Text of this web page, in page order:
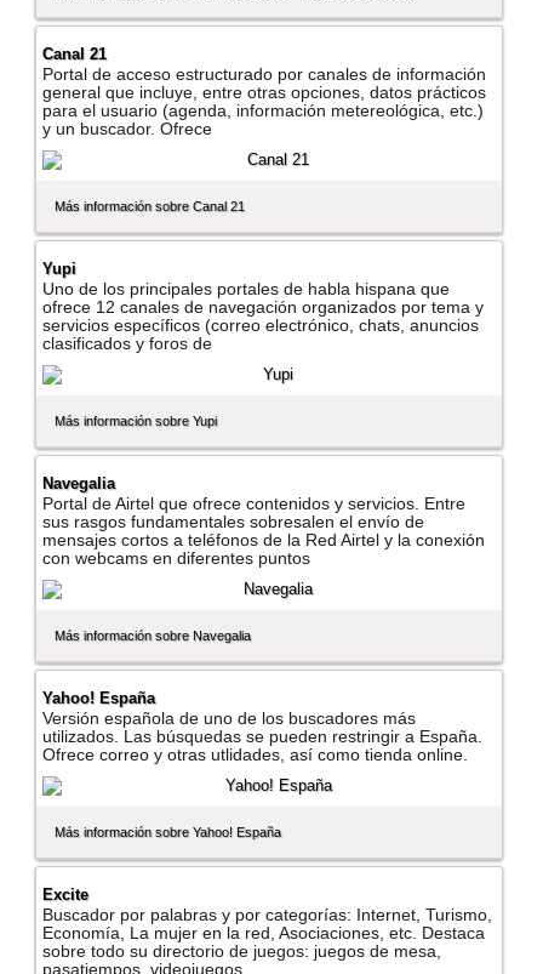
Canal 21
Portal de acceso estructurado por canales de información
general que incluye, entre otras opciones, datos prácticos
para el usuario (agenda, información metereológica, etc.)
y un buscador. Ofrece
Más información sobre Canal 21
Yupi
Uno de los principales portales de habla hispana que
ofrece 12 canales de navegación organizados por tema y
servicios especí­ficos (correo electrónico, chats, anuncios
clasificados y foros de
Más información sobre Yupi
Navegalia
Portal de Airtel que ofrece contenidos y servicios. Entre
sus rasgos fundamentales sobresalen el enví­o de
mensajes cortos a teléfonos de la Red Airtel y la conexión
con webcams en diferentes puntos
Más información sobre Navegalia
Yahoo! España
Versión española de uno de los buscadores más
utilizados. Las búsquedas se pueden restringir a España.
Ofrece correo y otras utlidades, así­ como tienda online.
Más información sobre Yahoo! España
Excite
Buscador por palabras y por categorí­as: Internet, Turismo,
Economí­a, La mujer en la red, Asociaciones, etc. Destaca
sobre todo su directorio de juegos: juegos de mesa,
pasatiempos, videojuegos,